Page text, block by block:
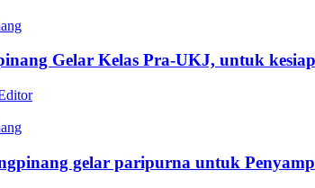
Gelar Kelas Pra-UKJ, untuk
gelar paripurna untuk